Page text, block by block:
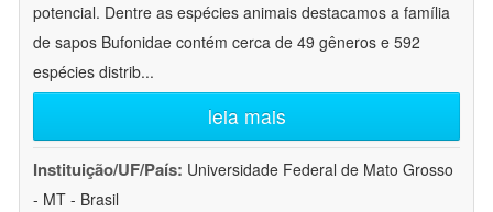
potencial. Dentre as espécies animais destacamos a família
de sapos Bufonidae contém cerca de 49 gêneros e 592
espécies distrib...
leia mais
Instituição/UF/País: Universidade Federal de Mato Grosso
- MT - Brasil